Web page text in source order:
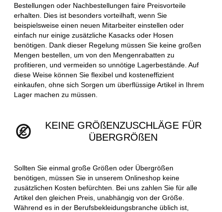
Bestellungen oder Nachbestellungen faire Preisvorteile
erhalten. Dies ist besonders vorteilhaft, wenn Sie
beispielsweise einen neuen Mitarbeiter einstellen oder
einfach nur einige zusätzliche Kasacks oder Hosen
benötigen. Dank dieser Regelung müssen Sie keine großen
Mengen bestellen, um von den Mengenrabatten zu
profitieren, und vermeiden so unnötige Lagerbestände. Auf
diese Weise können Sie flexibel und kosteneffizient
einkaufen, ohne sich Sorgen um überflüssige Artikel in Ihrem
Lager machen zu müssen.
KEINE GRÖßENZUSCHLÄGE FÜR
ÜBERGRÖßEN
Sollten Sie einmal große Größen oder Übergrößen
benötigen, müssen Sie in unserem Onlineshop keine
zusätzlichen Kosten befürchten. Bei uns zahlen Sie für alle
Artikel den gleichen Preis, unabhängig von der Größe.
Während es in der Berufsbekleidungsbranche üblich ist,